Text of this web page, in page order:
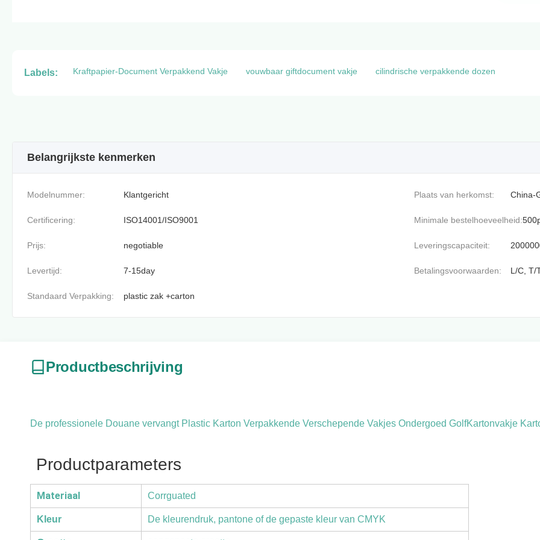
Labels: Kraftpapier-Document Verpakkend Vakje vouwbaar giftdocument vakje cilindrische verpakkende dozen
Belangrijkste kenmerken
Modelnummer: Klantgericht Plaats van herkomst: China-
Certificering: ISO14001/ISO9001 Minimale bestelhoeveelheid:
Prijs: negotiable Leveringscapaciteit:
Levertijd: 7-15day Betalingsvoorwaarden: L/C, T/
Standaard Verpakking: plastic zak +carton
Productbeschrijving
De professionele Douane vervangt Plastic Karton Verpakkende Verschepende Vakjes Ondergoed GolfKartonvakje
Productparameters
Materiaal Corrguated
Kleur De kleurendruk, pantone of de gepaste kleur van CMYK